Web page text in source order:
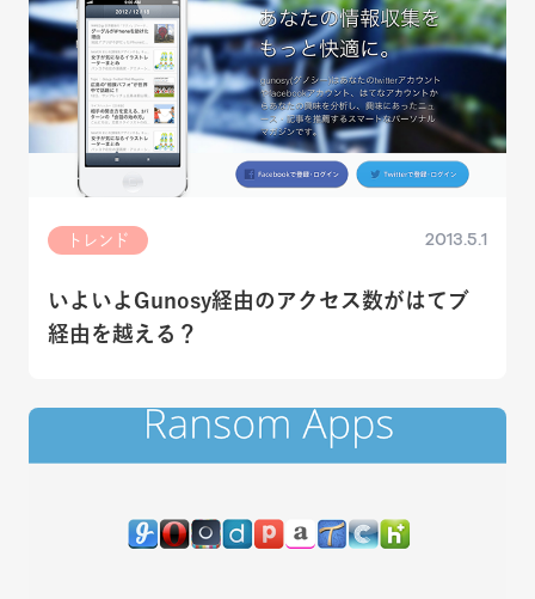
トレンド 2013.5.1
いよいよGunosy経由のアクセス数がはてブ
経由を越える？